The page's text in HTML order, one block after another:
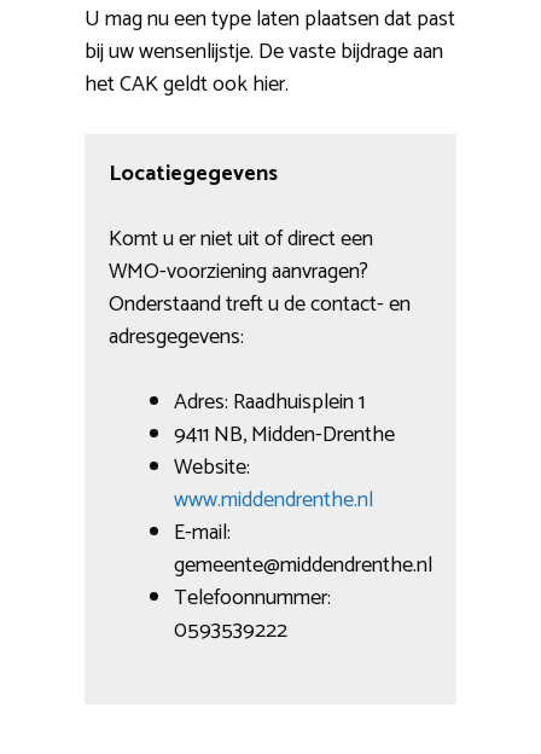
U mag nu een type laten plaatsen dat past
bij uw wensenlijstje. De vaste bijdrage aan
het CAK geldt ook hier.
Locatiegegevens
Komt u er niet uit of direct een
WMO-voorziening aanvragen?
Onderstaand treft u de contact- en
adresgegevens:
Adres: Raadhuisplein 1
9411 NB, Midden-Drenthe
Website:
www.middendrenthe.nl
E-mail:
gemeente@middendrenthe.nl
Telefoonnummer:
0593539222